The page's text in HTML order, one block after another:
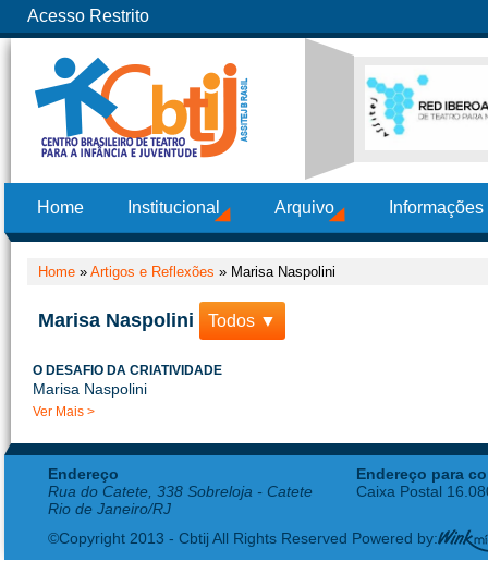
Acesso Restrito
Home Institucional Arquivo
Home » Artigos e Reflexões » Marisa Naspolini
Marisa Naspolini Todos ▼
O DESAFIO DA CRIATIVIDADE
Marisa Naspolini
Ver Mais >
Endereço
Rua do Catete, 338 Sobreloja - Catete
Rio de Janeiro/RJ
Endereço para
Caixa Postal
©Copyright 2013 - Cbtij All Rights Reserved Powered by: